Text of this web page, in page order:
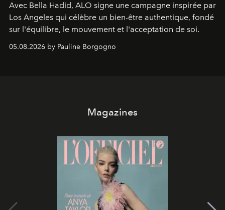
Avec Bella Hadid, ALO signe une campagne inspirée par
Los Angeles qui célèbre un bien-être authentique, fondé
sur l'équilibre, le mouvement et l'acceptation de soi.
05.08.2026 by Pauline Borgogno
Magazines